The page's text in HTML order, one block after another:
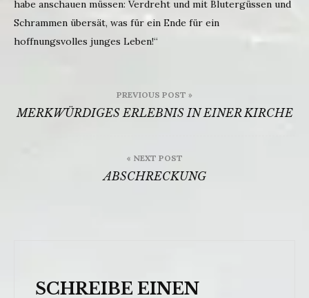
habe anschauen müssen: Verdreht und mit Blutergüssen und
Schrammen übersät, was für ein Ende für ein
hoffnungsvolles junges Leben!“
PREVIOUS POST »
MERKWÜRDIGES ERLEBNIS IN EINER KIRCHE
« NEXT POST
ABSCHRECKUNG
SCHREIBE EINEN